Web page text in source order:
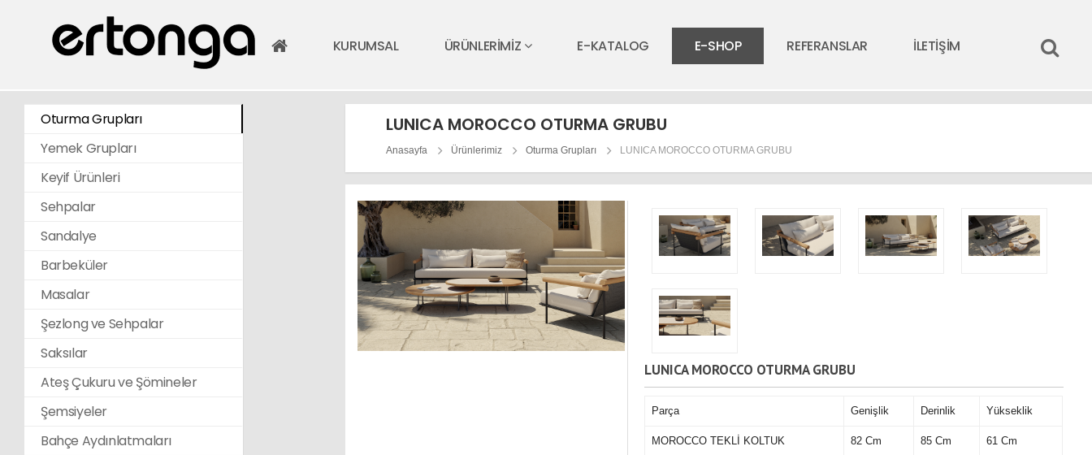
KURUMSAL ÜRÜNLERİMİZ E-KATALOG E-SHOP REFERANSLAR İLETİŞİM
Oturma Grupları
Yemek Grupları
Keyif Ürünleri
Sehpalar
Sandalye
Barbeküler
Masalar
Şezlong ve Sehpalar
Saksılar
Ateş Çukuru ve Şömineler
Şemsiyeler
Bahçe Aydınlatmaları
LUNICA MOROCCO OTURMA GRUBU
Anasayfa Ürünlerimiz Oturma Grupları LUNICA MOROCCO OTURMA GRUBU
LUNICA MOROCCO OTURMA GRUBU
Parça Genişlik Derinlik Yükseklik
MOROCCO TEKLİ KOLTUK 82 Cm 85 Cm 61 Cm